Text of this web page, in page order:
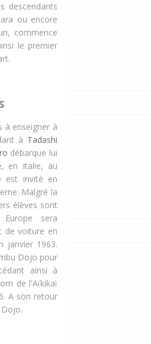
descendants
ou encore
commence
le premier
à enseigner à
à Tadashi
débarque lui
en Italie, au
est invité en
Malgré la
élèves sont
sera
de voiture en
janvier 1963.
Dojo pour
ainsi à
de l'Aïkikaï
A son retour